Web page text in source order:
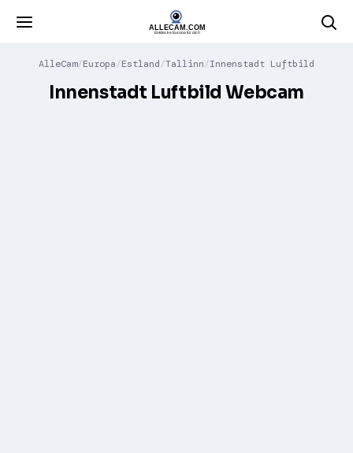
AlleCam Europa Estland Tallinn Innenstadt Luftbild
Innenstadt Luftbild Webcam